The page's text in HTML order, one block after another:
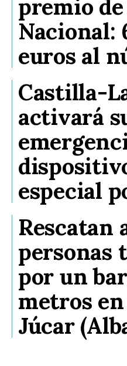
premio
Nacional:
euros al
Castilla-
activará
especial
Rescatan
personas
por un
metros
Júcar